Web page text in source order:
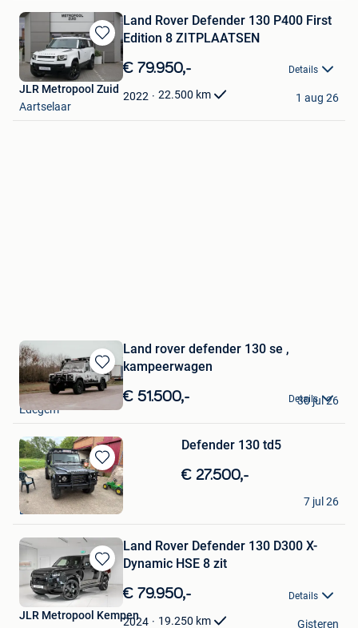
Bewaren
in
Mijn
Favorieten
Land Rover Defender 130 P400 First
Edition 8 ZITPLAATSEN
€ 79.950,- Details
2022 22.500 km
JLR Metropool Zuid
Aartselaar
1 aug 26
Bewaren
in
Land rover defender 130 se ,
kampeerwagen
€ 51.500,- Details
Max
Edegem
30 jul 26
Bewaren
in
Mijn
Favorieten
Defender 130 td5
€ 27.500,-
joris
Berlaar
7 jul 26
Bewaren
in
Favorieten
Land Rover Defender 130 D300 X-
Dynamic HSE 8 zit
€ 79.950,- Details
2024 19.250 km
JLR Metropool Kempen
Gisteren